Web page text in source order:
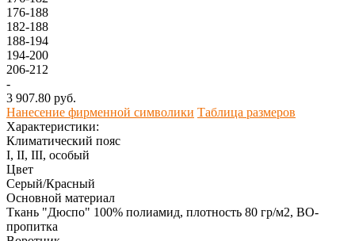
176-188
182-188
188-194
194-200
206-212
-
3 907.80 руб.
Нанесение фирменной символики Таблица размеров
Характеристики:
Климатический пояс
I, II, III, особый
Цвет
Серый/Красный
Основной материал
Ткань "Дюспо" 100% полиамид, плотность 80 гр/м2, ВО-
пропитка